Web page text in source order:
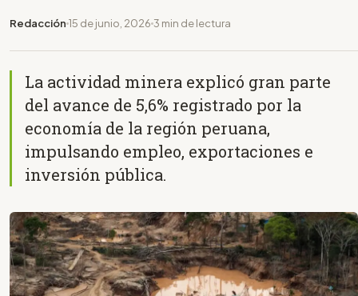
Redacción 15 de junio, 2026 3 min de lectura
La actividad minera explicó gran parte
del avance de 5,6% registrado por la
economía de la región peruana,
impulsando empleo, exportaciones e
inversión pública.